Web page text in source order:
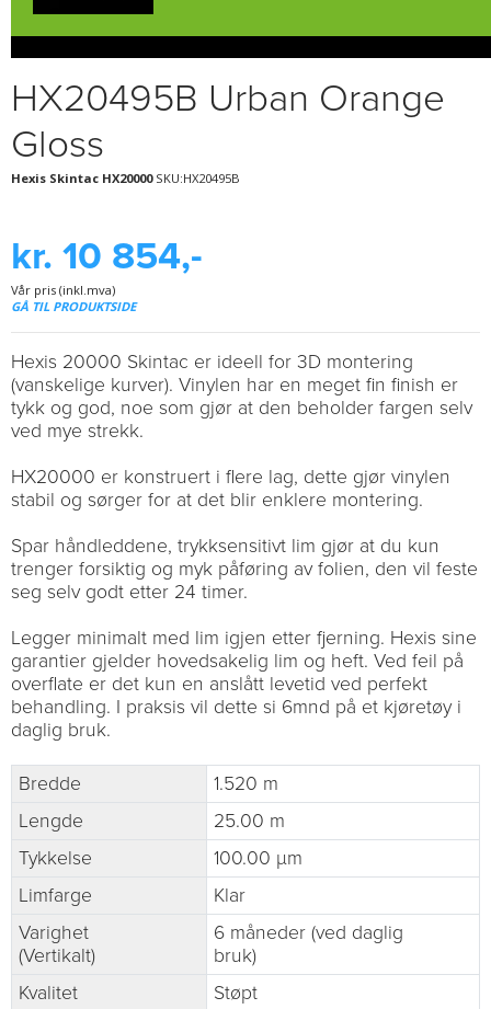
HX20495B Urban Orange
Gloss
Hexis Skintac HX20000SKU:HX20495B
kr. 10 854,-
Vår pris (inkl.mva)
GÅ TIL PRODUKTSIDE
Hexis 20000 Skintac er ideell for 3D montering
(vanskelige kurver). Vinylen har en meget fin finish er
tykk og god, noe som gjør at den beholder fargen selv
ved mye strekk.
HX20000 er konstruert i flere lag, dette gjør vinylen
stabil og sørger for at det blir enklere montering.
Spar håndleddene, trykksensitivt lim gjør at du kun
trenger forsiktig og myk påføring av folien, den vil feste
seg selv godt etter 24 timer.
Legger minimalt med lim igjen etter fjerning. Hexis sine
garantier gjelder hovedsakelig lim og heft. Ved feil på
overflate er det kun en anslått levetid ved perfekt
behandling. I praksis vil dette si 6mnd på et kjøretøy i
daglig bruk.
Bredde
1.520 m
Lengde
25.00 m
Tykkelse
100.00 µm
Limfarge
Klar
Varighet
(Vertikalt)
6 måneder (ved daglig
bruk)
Kvalitet
Støpt